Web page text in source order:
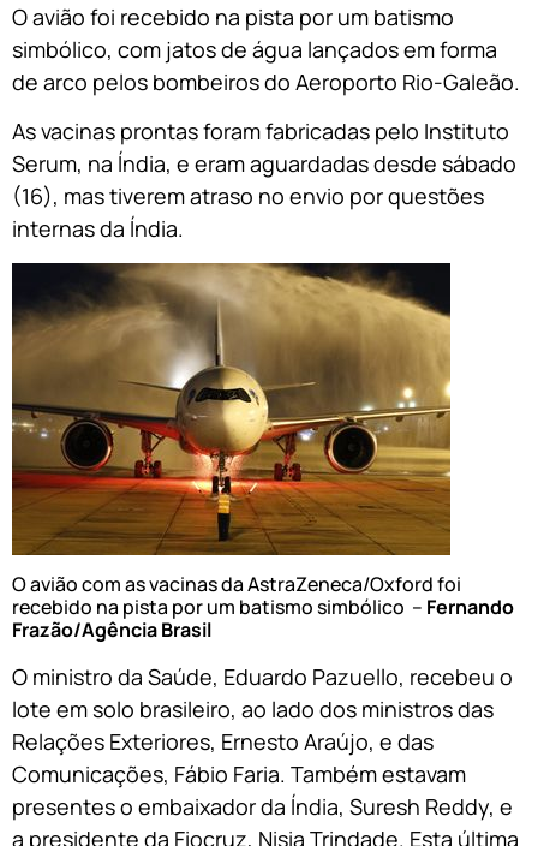
O avião foi recebido na pista por um batismo
simbólico, com jatos de água lançados em forma
de arco pelos bombeiros do Aeroporto Rio-Galeão.
As vacinas prontas foram fabricadas pelo Instituto
Serum, na Índia, e eram aguardadas desde sábado
(16), mas tiverem atraso no envio por questões
internas da Índia.
O avião com as vacinas da AstraZeneca/Oxford foi
recebido na pista por um batismo simbólico – Fernando
Frazão/Agência Brasil
O ministro da Saúde, Eduardo Pazuello, recebeu o
lote em solo brasileiro, ao lado dos ministros das
Relações Exteriores, Ernesto Araújo, e das
Comunicações, Fábio Faria. Também estavam
presentes o embaixador da Índia, Suresh Reddy, e
a presidente da Fiocruz, Nisia Trindade. Esta última